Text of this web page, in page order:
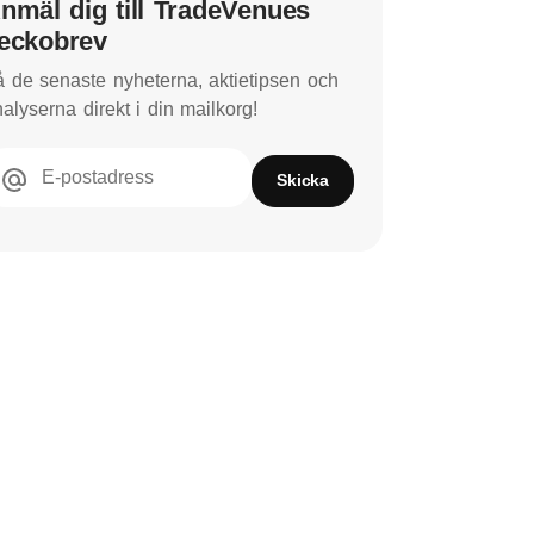
dig till TradeVenues
de senaste nyheterna, aktietipsen och
direkt i din mailkorg!
E-postadress Skicka